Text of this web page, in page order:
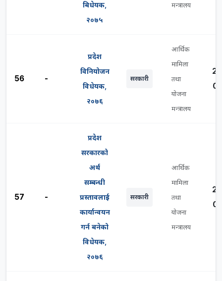
बिधेयक,
२०७५
मन्त्रालय
56 -
प्रदेश
विनियोजन
विधेयक,
२०७६
सरकारी
आर्थिक
मामिला
तथा
योजना
मन्त्रालय
57 -
प्रदेश
सरकारको
अर्थ
सम्बन्धी
प्रस्तावलाई
कार्यान्वयन
गर्न बनेको
विधेयक,
२०७६
सरकारी
आर्थिक
मामिला
तथा
योजना
मन्त्रालय